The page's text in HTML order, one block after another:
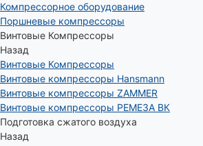
Компрессорное оборудование
Поршневые компрессоры
Винтовые Компрессоры
Назад
Винтовые Компрессоры
Винтовые компрессоры Hansmann
Винтовые компрессоры ZAMMER
Винтовые компрессоры РЕМЕЗА ВК
Подготовка сжатого воздуха
Назад